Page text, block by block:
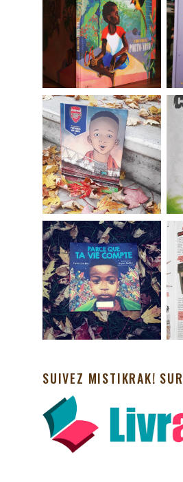
SUIVEZ MISTIKRAK! SUR